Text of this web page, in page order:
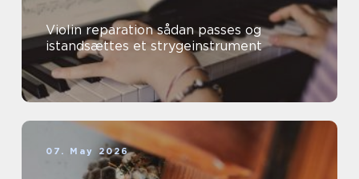
Violin reparation sådan passes og
istandsættes et strygeinstrument
07. May 2026